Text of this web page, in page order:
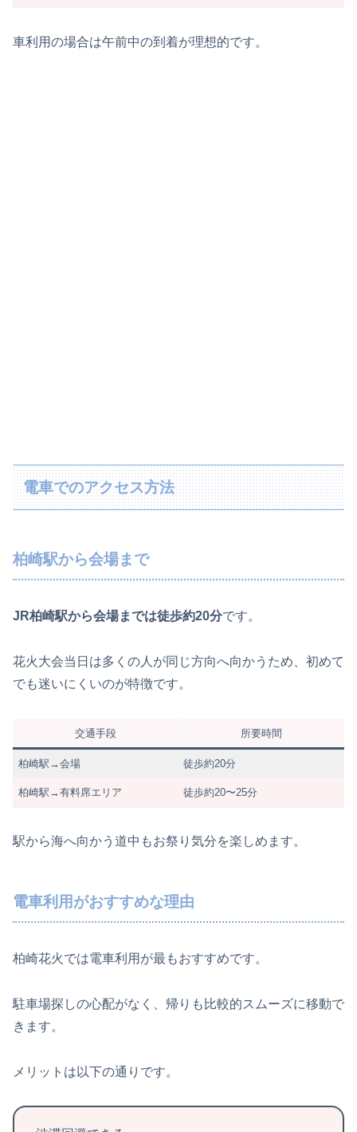
車利用の場合は午前中の到着が理想的です。
電車でのアクセス方法
柏崎駅から会場まで
JR柏崎駅から会場までは徒歩約20分です。
花火大会当日は多くの人が同じ方向へ向かうため、初めて
でも迷いにくいのが特徴です。
交通手段 所要時間
柏崎駅→会場 徒歩約20分
柏崎駅→有料席エリア 徒歩約20〜25分
駅から海へ向かう道中もお祭り気分を楽しめます。
電車利用がおすすめな理由
柏崎花火では電車利用が最もおすすめです。
駐車場探しの心配がなく、帰りも比較的スムーズに移動で
きます。
メリットは以下の通りです。